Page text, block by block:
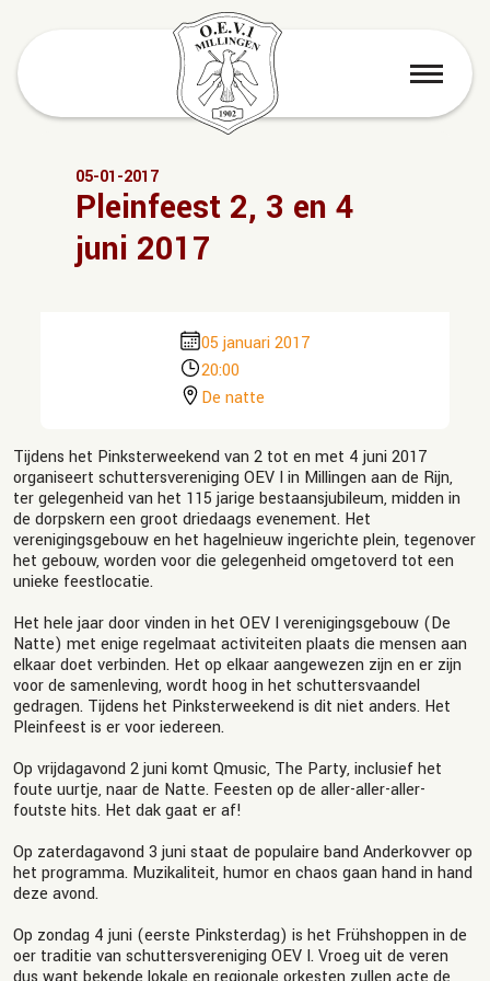
menu
05-01-2017
Pleinfeest 2, 3 en 4
juni 2017
05 januari 2017
20:00
De natte
Tijdens het Pinksterweekend van 2 tot en met 4 juni 2017
organiseert schuttersvereniging OEV I in Millingen aan de Rijn,
ter gelegenheid van het 115 jarige bestaansjubileum, midden in
de dorpskern een groot driedaags evenement. Het
verenigingsgebouw en het hagelnieuw ingerichte plein, tegenover
het gebouw, worden voor die gelegenheid omgetoverd tot een
unieke feestlocatie.
Het hele jaar door vinden in het OEV I verenigingsgebouw (De
Natte) met enige regelmaat activiteiten plaats die mensen aan
elkaar doet verbinden. Het op elkaar aangewezen zijn en er zijn
voor de samenleving, wordt hoog in het schuttersvaandel
gedragen. Tijdens het Pinksterweekend is dit niet anders. Het
Pleinfeest is er voor iedereen.
Op vrijdagavond 2 juni komt Qmusic, The Party, inclusief het
foute uurtje, naar de Natte. Feesten op de aller-aller-aller-
foutste hits. Het dak gaat er af!
Op zaterdagavond 3 juni staat de populaire band Anderkovver op
het programma. Muzikaliteit, humor en chaos gaan hand in hand
deze avond.
Op zondag 4 juni (eerste Pinksterdag) is het Frühshoppen in de
oer traditie van schuttersvereniging OEV I. Vroeg uit de veren